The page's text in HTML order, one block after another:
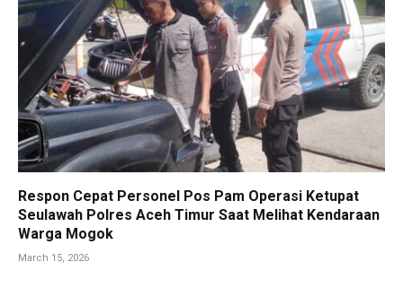
Respon Cepat Personel Pos Pam Operasi Ketupat
Seulawah Polres Aceh Timur Saat Melihat Kendaraan
Warga Mogok
March 15, 2026